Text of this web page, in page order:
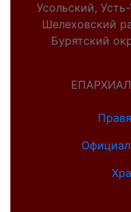
Усольский,
Шелеховский
Бурятский